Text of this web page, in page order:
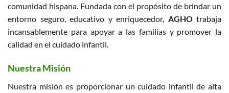
comunidad hispana. Fundada con el propósito de brindar un
entorno seguro, educativo y enriquecedor, AGHOtrabaja
incansablemente para apoyar a las familias y promover la
calidad en el cuidado infantil.
Nuestra Misión
Nuestra misión es proporcionar un cuidado infantil de alta